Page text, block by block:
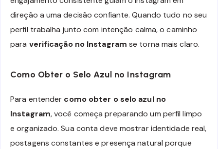
direção a uma decisão confiante. Quando tudo no seu
perfil trabalha junto com intenção calma, o caminho
para verificação no Instagram se torna mais claro.
Como Obter o Selo Azul no Instagram
Para entender como obter o selo azul no
Instagram, você começa preparando um perfil limpo
e organizado. Sua conta deve mostrar identidade real,
postagens constantes e presença natural porque